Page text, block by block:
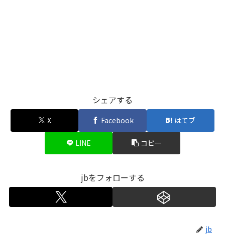
シェアする
X Facebook はてブ
LINE コピー
jbをフォローする
jb